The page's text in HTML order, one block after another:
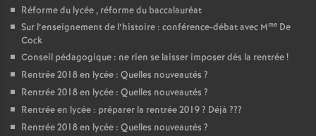
Réforme du lycée , réforme du baccalauréat
Sur l’enseignement de l’histoire : conférence-débat avec Mme De
Cock
Conseil pédagogique : ne rien se laisser imposer dès la rentrée!
Rentrée 2018 en lycée : Quelles nouveautés ?
Rentrée 2018 en lycée : Quelles nouveautés ?
Rentrée en lycée : préparer la rentrée 2019? Déjà ???
Rentrée 2018 en lycée : Quelles nouveautés ?